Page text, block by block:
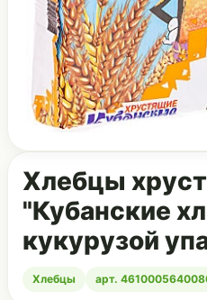
Хлебцы
"Кубанские
кукурузой
Хлебцы арт.